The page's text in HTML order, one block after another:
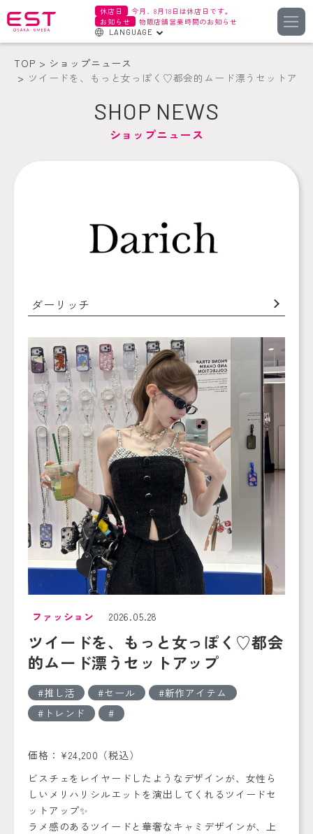
休店日
今月、8月18日は休店日です。
お知らせ
物販店舗営業時間のお知らせ
LANGUAGE
한국어
TOP
ショップニュース
ツイードを、もっと女っぽく♡都会的ムード漂うセットアッ
SHOP NEWS
ショップニュース
ダーリッチ
ファッション 2026.05.28
ツイードを、もっと女っぽく♡都会
的ムード漂うセットアップ
推し活 セール
新作アイテム
トレンド
価格：¥24,200（税込）
ビスチェをレイヤードしたようなデザインが、女性ら
しいメリハリシルエットを演出してくれるツイードセ
ットアップ✨
ラメ感のあるツイードと華奢なキャミデザインが、上